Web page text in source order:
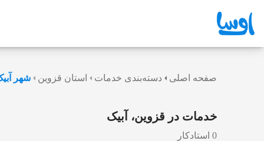
صفحه اصلی دسته‌بندی خدمات استان قزوین شهر
خدمات در قزوین، آبیک
0 استادکار